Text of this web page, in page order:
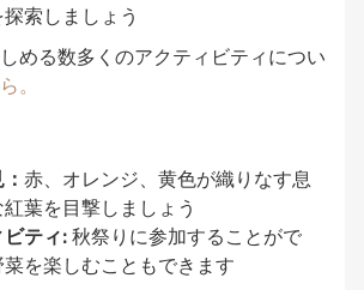
索しましょう
める数多くのアクティビティについ
。
赤、オレンジ、黄色が織りなす息
葉を目撃しましょう
ティ: 秋祭りに参加することがで
を楽しむこともできます